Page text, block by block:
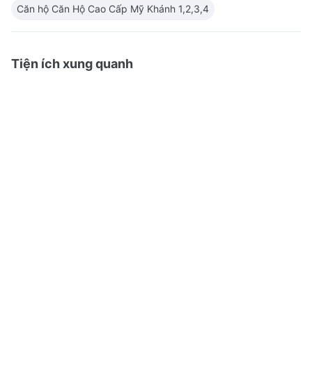
Căn hộ Căn Hộ Cao Cấp Mỹ Khánh 1,2,3,4
Tiện ích xung quanh